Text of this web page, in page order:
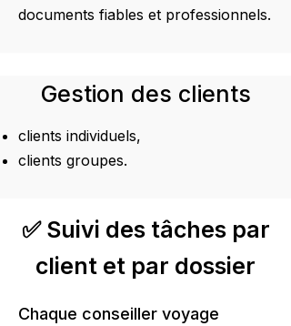
documents fiables et professionnels.
Gestion des clients
clients individuels,
clients groupes.
✅ Suivi des tâches par
client et par dossier
Chaque conseiller voyage